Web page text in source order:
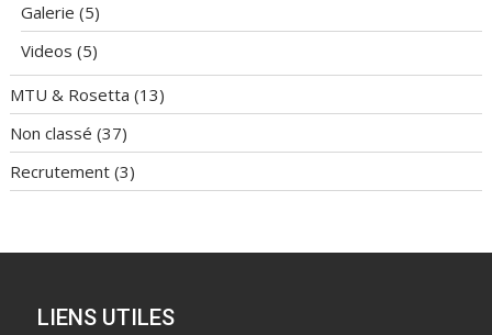
Galerie (5)
Videos (5)
MTU & Rosetta (13)
Non classé (37)
Recrutement (3)
LIENS UTILES